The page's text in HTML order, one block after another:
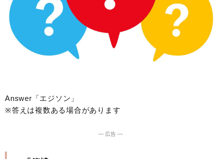
Answer「エジソン」
※答えは複数ある場合があります
― 広告 ―